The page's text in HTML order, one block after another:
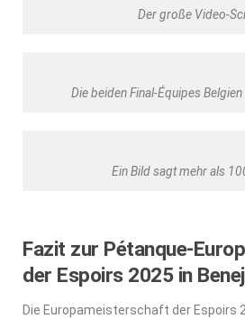
Der große Video-
Die beiden Final-Équipes
Ein Bild sagt mehr als
Fazit zur Pétanque-
der Espoirs 2025 in
Die Europameisterschaft der Espoirs